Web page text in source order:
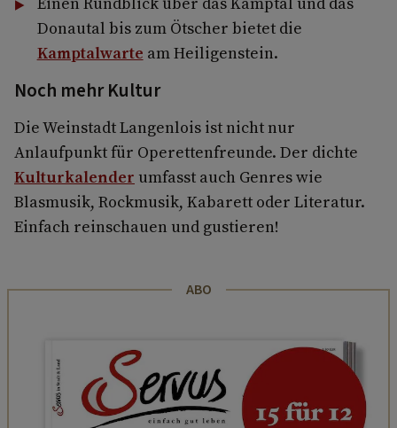
Donautal bis zum Ötscher bietet die
Kamptalwarte am Heiligenstein.
Noch mehr Kultur
Die Weinstadt Langenlois ist nicht nur
Anlaufpunkt für Operettenfreunde. Der dichte
Kulturkalender umfasst auch Genres wie
Blasmusik, Rockmusik, Kabarett oder Literatur.
Einfach reinschauen und gustieren!
ABO